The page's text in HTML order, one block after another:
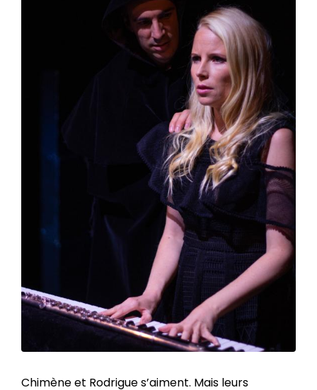
Chimène et Rodrigue s’aiment. Mais leurs